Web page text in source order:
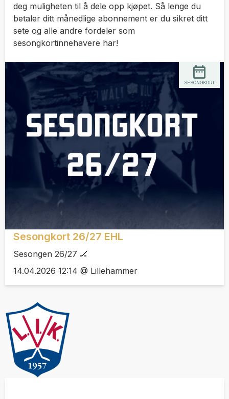
deg muligheten til å dele opp kjøpet. Så lenge du
betaler ditt månedlige abonnement er du sikret ditt
sete og alle andre fordeler som
sesongkortinnehavere har!
Sesongkort 26/27 EHL
Sesongen 26/27 🏒
14.04.2026 12:14 @ Lillehammer
SESONGKORT